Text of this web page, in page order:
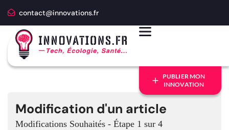
contact@innovations.fr
PUBLIER MON
INNOVATION
Modification d'un article
Modifications Souhaités - Étape 1 sur 4